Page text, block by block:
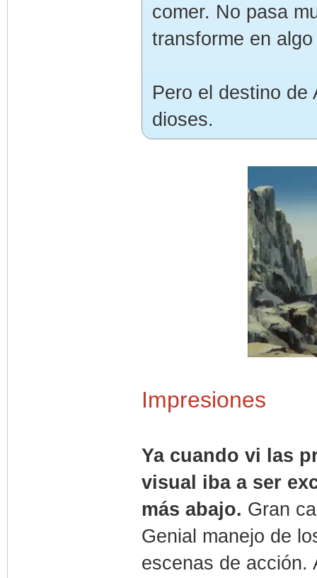
comer. No pasa
transforme en
Pero el destino de
dioses.
Impresiones
Ya cuando vi las
visual iba a ser
más abajo. Gran
Genial manejo de
escenas de acción.